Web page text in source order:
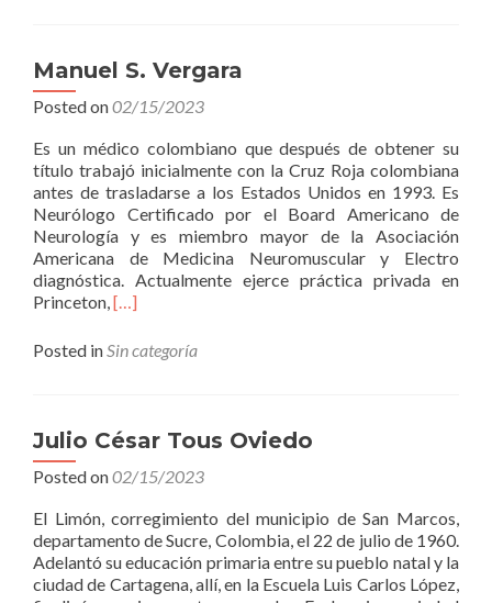
Manuel S. Vergara
Posted on02/15/2023
Es un médico colombiano que después de obtener su
título trabajó inicialmente con la Cruz Roja colombiana
antes de trasladarse a los Estados Unidos en 1993. Es
Neurólogo Certificado por el Board Americano de
Neurología y es miembro mayor de la Asociación
Americana de Medicina Neuromuscular y Electro
diagnóstica. Actualmente ejerce práctica privada en
Princeton,Read
about
Manuel
[…]
Posted inSin categoría
Julio César Tous Oviedo
Posted on02/15/2023
El Limón, corregimiento del municipio de San Marcos,
departamento de Sucre, Colombia, el 22 de julio de 1960.
Adelantó su educación primaria entre su pueblo natal y la
ciudad de Cartagena, allí, en la Escuela Luis Carlos López,